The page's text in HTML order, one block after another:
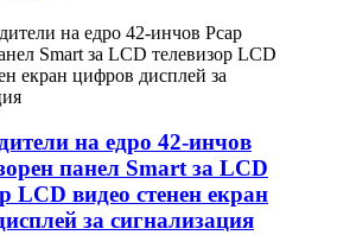
на едро 42-инчов
панел Smart за LCD
LCD видео стенен екран
за сигнализация